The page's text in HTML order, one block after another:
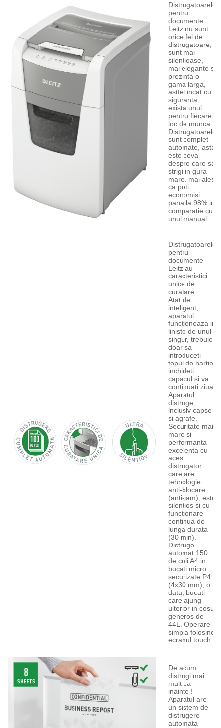
Distrugatoarele
pentru
documente
Leitz nu sunt
orice fel de
distrugatoare,
sunt mai
silentioase,
mai elegante si
prezinta o
gama larga,
astfel incat cu
siguranta
exista unul
pentru fiecare
loc de munca.
Distrugatoarele
sunt complet
automate, asta
este ceva
despre care sa
strigi in gura
mare, mai ales
ca poti
economisi
pana la 98% in
comparatie cu
unul manual.
Distrugatoarele
pentru
documente
Leitz au
caracteristici
unice de
curatare.
Atat de
inteligent,
aparatul
functioneaza in
liniste de unul
singur, trebuie
doar sa
introduceti
topul de hartie,
inchideti
capacul si va
continuati ziua.
Aparatul
distruge
inclusiv capse
si agrafe.
Securitate mai
mare si
performanta
excelenta cu
acest
distrugator
care are
tehnologie
anti-blocare
(anti-jam), este
silentios si cu
functionare
continua de
lunga durata
(30 min).
Distruge
automat 150
de coli A4 in
bucati micro
securizate P4
(4x30 mm), o
data, bucati
care ajung
ulterior in cosul
generos de
44L. Operare
simpla folosind
ecranul touch.
De acum
distrugi mai
mult ca
inainte !
Aparatul are
un sistem de
distrugere
automata